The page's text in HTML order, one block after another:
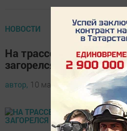
НОВОСТИ
На трассе Елабуга –
загорелся погрузчик
автор, 10 марта 2014 - 04:17